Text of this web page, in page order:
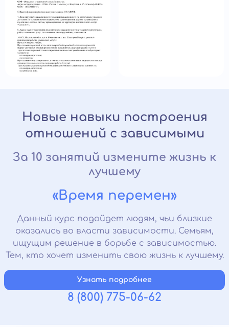
Новые навыки построения
отношений с зависимыми
За 10 занятий измените жизнь к
лучшему
«Время перемен»
Данный курс подойдет людям, чьи близкие
оказались во власти зависимости. Семьям,
ищущим решение в борьбе с зависимостью.
Тем, кто хочет изменить свою жизнь к лучшему.
Узнать подробнее
8 (800) 775-06-62